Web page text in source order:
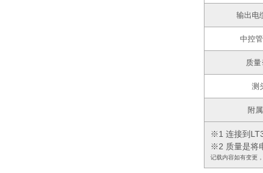
※1 连接到
※2 质量是将
记载内容如有变更
输出电
中控
质
测
附